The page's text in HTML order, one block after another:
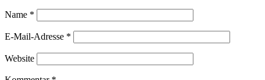
Name *
E-Mail-Adresse *
Website